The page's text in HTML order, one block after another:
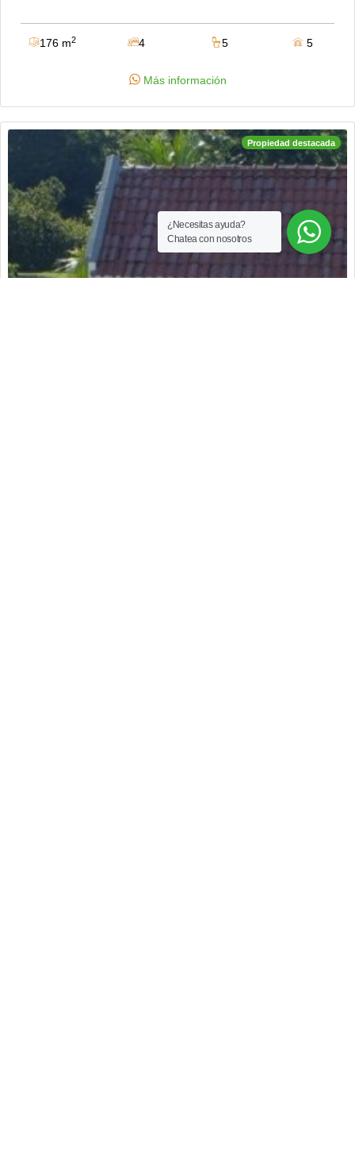
propano, 3 alcobas todas con closet y baño privado, zona de
lavandería, patio, jacuzii 3x3, bbq, ducha externa, 2do piso. 1
cafetería, cancha de tenis, cancha múltiple,parqueadero para
176 m2 4 5 5
Más información
Propiedad destacada
¿Necesitas ayuda?
Chatea con nosotros